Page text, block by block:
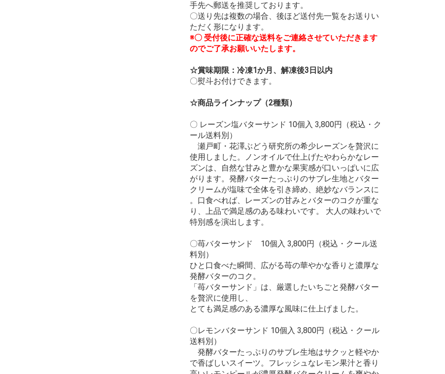
手先へ郵送を推奨しております。
〇送り先は複数の場合、後ほど送付先一覧をお送りい
ただく形になります。
※〇 受付後に正確な送料をご連絡させていただきます
のでご了承お願いいたします。
☆賞味期限：冷凍1か月、解凍後3日以内
〇熨斗お付けできます。
☆商品ラインナップ（2種類）
〇 レーズン塩バターサンド 10個入 3,800円（税込・ク
ール送料別）
瀬戸町・花澤ぶどう研究所の希少レーズンを贅沢に
使用しました。ノンオイルで仕上げたやわらかなレー
ズンは、自然な甘みと豊かな果実感が口いっぱいに広
がります。発酵バターたっぷりのサブレ生地とバター
クリームが塩味で全体を引き締め、絶妙なバランスに
。口食べれば、レーズンの甘みとバターのコクが重な
り、上品で満足感のある味わいです。 大人の味わいで
特別感を演出します。
〇苺バターサンド 10個入 3,800円（税込・クール送
料別）
ひと口食べた瞬間、広がる苺の華やかな香りと濃厚な
発酵バターのコク。
「苺バターサンド」は、厳選したいちごと発酵バター
を贅沢に使用し、
とても満足感のある濃厚な風味に仕上げました。
〇レモンバターサンド 10個入 3,800円（税込・クール
送料別）
発酵バターたっぷりのサブレ生地はサクッと軽やか
で香ばしいスイーツ。フレッシュなレモン果汁と香り